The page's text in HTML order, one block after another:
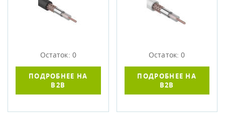
Остаток: 0
ПОДРОБНЕЕ НА
B2B
Остаток: 0
ПОДРОБНЕЕ НА
B2B